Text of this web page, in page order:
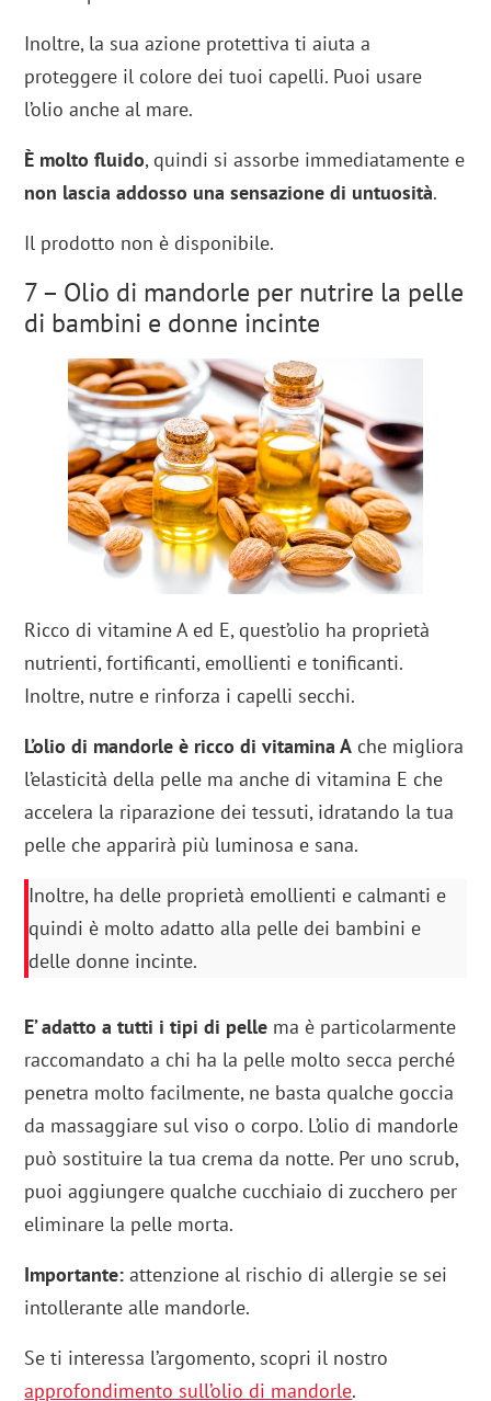
Inoltre, la sua azione protettiva ti aiuta a
proteggere il colore dei tuoi capelli. Puoi usare
l’olio anche al mare.
È molto fluido, quindi si assorbe immediatamente e
non lascia addosso una sensazione di untuosità.
Il prodotto non è disponibile.
7 – Olio di mandorle per nutrire la pelle
di bambini e donne incinte
Ricco di vitamine A ed E, quest’olio ha proprietà
nutrienti, fortificanti, emollienti e tonificanti.
Inoltre, nutre e rinforza i capelli secchi.
L’olio di mandorle è ricco di vitamina A che migliora
l’elasticità della pelle ma anche di vitamina E che
accelera la riparazione dei tessuti, idratando la tua
pelle che apparirà più luminosa e sana.
Inoltre, ha delle proprietà emollienti e calmanti e
quindi è molto adatto alla pelle dei bambini e
delle donne incinte.
E’ adatto a tutti i tipi di pelle ma è particolarmente
raccomandato a chi ha la pelle molto secca perché
penetra molto facilmente, ne basta qualche goccia
da massaggiare sul viso o corpo. L’olio di mandorle
può sostituire la tua crema da notte. Per uno scrub,
puoi aggiungere qualche cucchiaio di zucchero per
eliminare la pelle morta.
Importante: attenzione al rischio di allergie se sei
intollerante alle mandorle.
Se ti interessa l’argomento, scopri il nostro
approfondimento sull’olio di mandorle.